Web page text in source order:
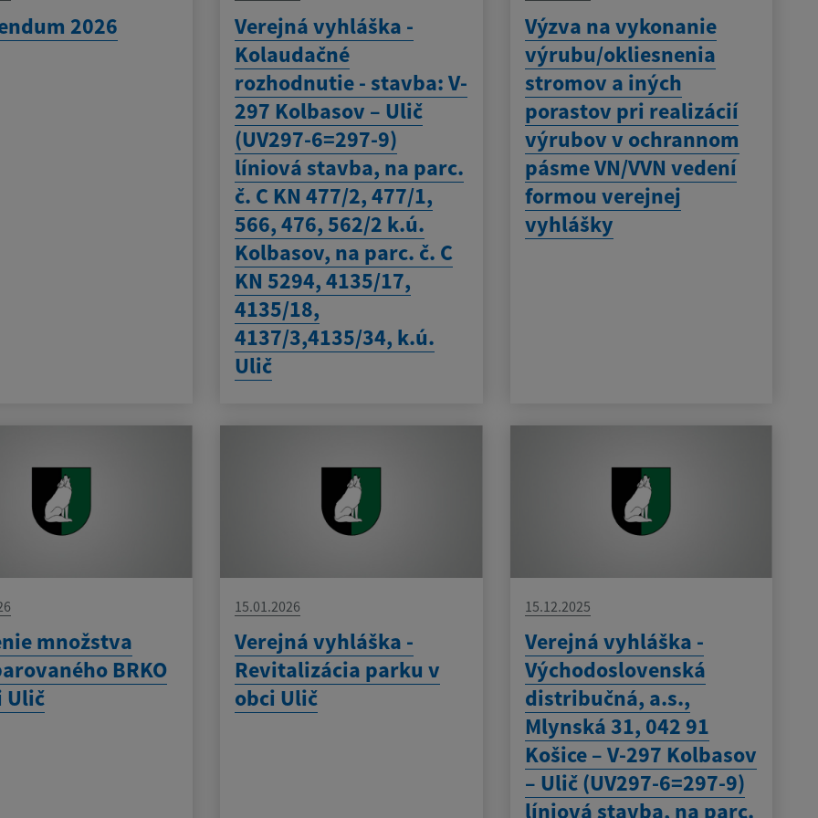
2026
Verejná vyhláška -
Kolaudačné
rozhodnutie - stavba: V-
297 Kolbasov – Ulič
(UV297-6=297-9)
líniová stavba, na parc.
č. C KN 477/2, 477/1,
566, 476, 562/2 k.ú.
Kolbasov, na parc. č. C
KN 5294, 4135/17,
4135/18,
4137/3,4135/34, k.ú.
Ulič
Výzva na vykonanie
výrubu/okliesnenia
stromov a iných
porastov pri realizácií
výrubov v ochrannom
pásme VN/VVN vedení
formou verejnej
vyhlášky
množstva
BRKO
Ulič
15.01.2026
Verejná vyhláška -
Revitalizácia parku v
obci Ulič
15.12.2025
Verejná vyhláška -
Východoslovenská
distribučná, a.s.,
Mlynská 31, 042 91
Košice – V-297 Kolbasov
– Ulič (UV297-6=297-9)
líniová stavba, na parc.